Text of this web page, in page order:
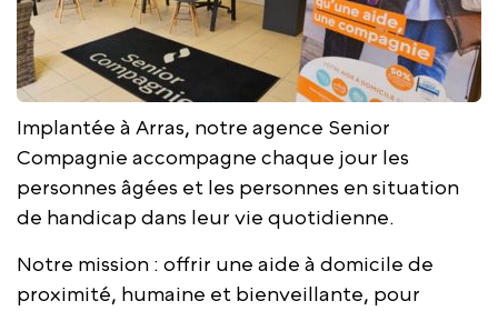
Implantée à Arras, notre agence Senior
Compagnie accompagne chaque jour les
personnes âgées et les personnes en situation
de handicap dans leur vie quotidienne.
Notre mission : offrir une aide à domicile de
proximité, humaine et bienveillante, pour